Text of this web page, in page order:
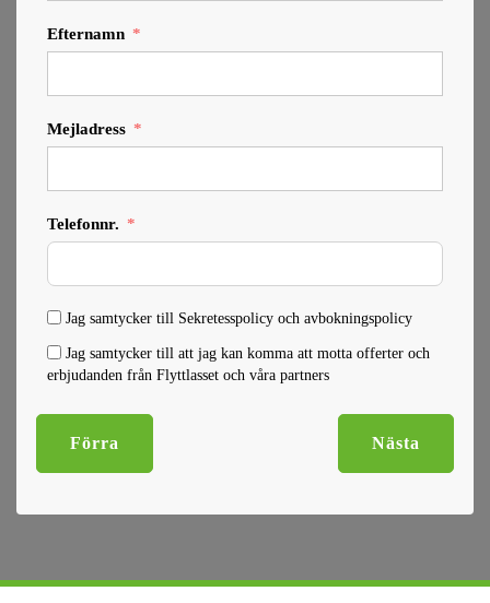
Efternamn
Mejladress
Telefonnr.
Jag samtycker till Sekretesspolicy och avbokningspolicy
Jag samtycker till att jag kan komma att motta offerter och
erbjudanden från Flyttlasset och våra partners
Förra Nästa